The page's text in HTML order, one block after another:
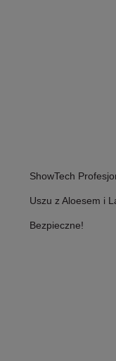
ShowTech
Uszu z Aloesem i
Bezpieczne!